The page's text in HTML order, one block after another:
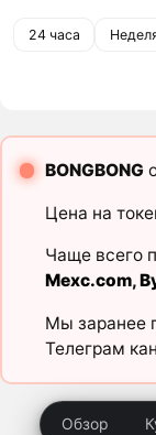
24 часа
BONGBONG
Цена на
Чаще всего
Mexc.com,
Мы заранее
Телеграм
Обзор